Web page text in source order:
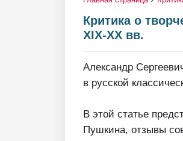
Критика о
XIX-XX вв.
Александр
в русской
В этой статье
Пушкина, отзывы